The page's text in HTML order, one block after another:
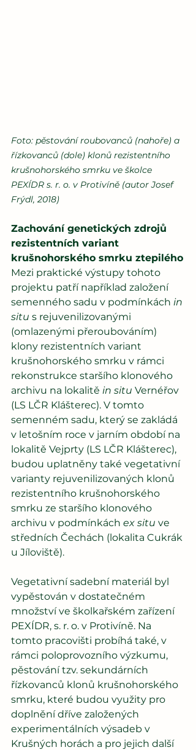
Foto: pěstování roubovanců (nahoře) a
řízkovanců (dole) klonů rezistentního
krušnohorského smrku ve školce
PEXÍDR s. r. o. v Protivíně (autor Josef
Frýdl, 2018)
Zachování genetických zdrojů
rezistentních variant
krušnohorského smrku ztepilého
Mezi praktické výstupy tohoto
projektu patří například založení
semenného sadu v podmínkách in
situ s rejuvenilizovanými
(omlazenými přeroubováním)
klony rezistentních variant
krušnohorského smrku v rámci
rekonstrukce staršího klonového
archivu na lokalitě in situ Vernéřov
(LS LČR Klášterec). V tomto
semenném sadu, který se zakládá
v letošním roce v jarním období na
lokalitě Vejprty (LS LČR Klášterec),
budou uplatněny také vegetativní
varianty rejuvenilizovaných klonů
rezistentního krušnohorského
smrku ze staršího klonového
archivu v podmínkách ex situ ve
středních Čechách (lokalita Cukrák
u Jíloviště).
Vegetativní sadební materiál byl
vypěstován v dostatečném
množství ve školkařském zařízení
PEXÍDR, s. r. o. v Protivíně. Na
tomto pracovišti probíhá také, v
rámci poloprovozního výzkumu,
pěstování tzv. sekundárních
řízkovanců klonů krušnohorského
smrku, které budou využity pro
doplnění dříve založených
experimentálních výsadeb v
Krušných horách a pro jejich další